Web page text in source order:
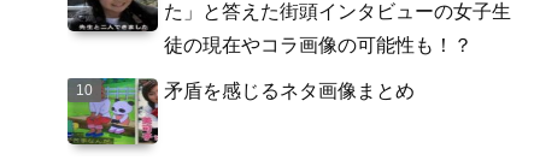
た」と答えた街頭インタビューの女子生
徒の現在やコラ画像の可能性も！？
矛盾を感じるネタ画像まとめ